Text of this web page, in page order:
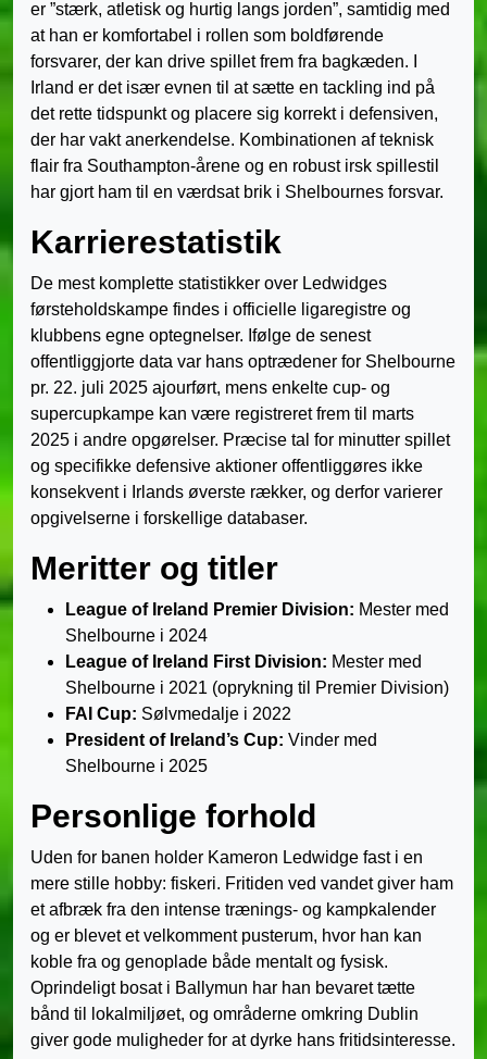
er ”stærk, atletisk og hurtig langs jorden”, samtidig med
at han er komfortabel i rollen som boldførende
forsvarer, der kan drive spillet frem fra bagkæden. I
Irland er det især evnen til at sætte en tackling ind på
det rette tidspunkt og placere sig korrekt i defensiven,
der har vakt anerkendelse. Kombinationen af teknisk
flair fra Southampton-årene og en robust irsk spillestil
har gjort ham til en værdsat brik i Shelbournes forsvar.
Karrierestatistik
De mest komplette statistikker over Ledwidges
førsteholdskampe findes i officielle ligaregistre og
klubbens egne optegnelser. Ifølge de senest
offentliggjorte data var hans optrædener for Shelbourne
pr. 22. juli 2025 ajourført, mens enkelte cup- og
supercupkampe kan være registreret frem til marts
2025 i andre opgørelser. Præcise tal for minutter spillet
og specifikke defensive aktioner offentliggøres ikke
konsekvent i Irlands øverste rækker, og derfor varierer
opgivelserne i forskellige databaser.
Meritter og titler
League of Ireland Premier Division: Mester med
Shelbourne i 2024
League of Ireland First Division: Mester med
Shelbourne i 2021 (oprykning til Premier Division)
FAI Cup: Sølvmedalje i 2022
President of Ireland’s Cup: Vinder med
Shelbourne i 2025
Personlige forhold
Uden for banen holder Kameron Ledwidge fast i en
mere stille hobby: fiskeri. Fritiden ved vandet giver ham
et afbræk fra den intense trænings- og kampkalender
og er blevet et velkomment pusterum, hvor han kan
koble fra og genoplade både mentalt og fysisk.
Oprindeligt bosat i Ballymun har han bevaret tætte
bånd til lokalmiljøet, og områderne omkring Dublin
giver gode muligheder for at dyrke hans fritidsinteresse.